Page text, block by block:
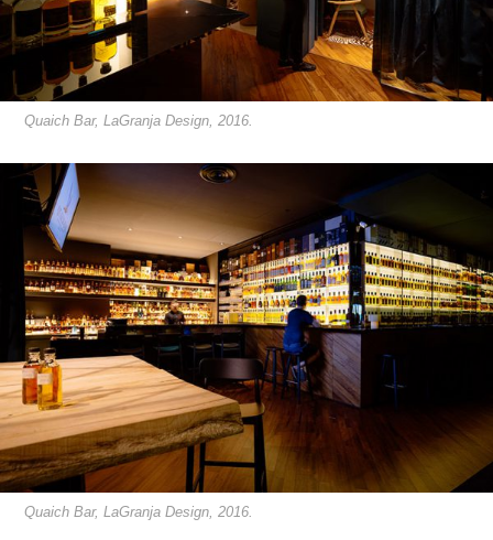
Quaich Bar, LaGranja Design, 2016.
Quaich Bar, LaGranja Design, 2016.